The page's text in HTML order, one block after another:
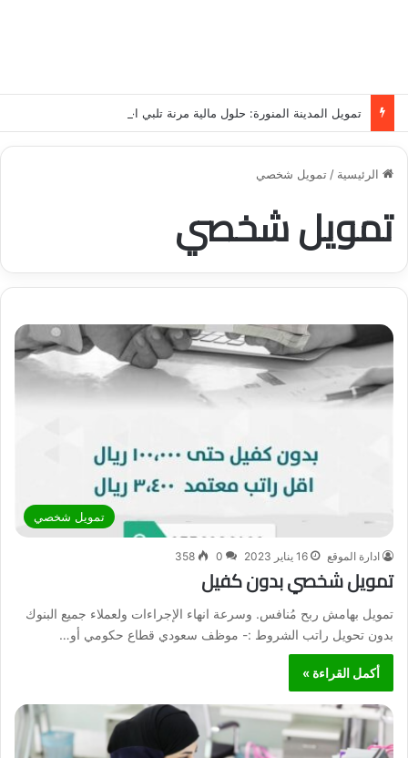
الرئيسية / تمويل شخصي
تمويل شخصي
تمويل شخصي
ادارة الموقع 16 يناير 2023 0
358
تمويل شخصي بدون كفيل
تمويل بهامش ربح مُنافس. وسرعة انهاء الإجراءات ولعملاء جميع البنوك
بدون تحويل راتب الشروط :- موظف سعودي قطاع حكومي أو…
أكمل القراءة »